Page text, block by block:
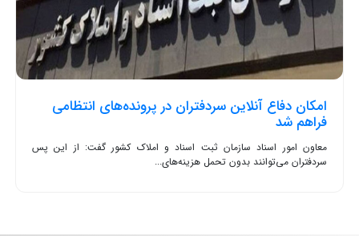
امکان دفاع آنلاین سردفتران در پرونده‌های انتظامی
فراهم شد
معاون امور اسناد سازمان ثبت اسناد و املاک کشور گفت: از این پس
سردفتران می‌توانند بدون تحمل هزینه‌های...